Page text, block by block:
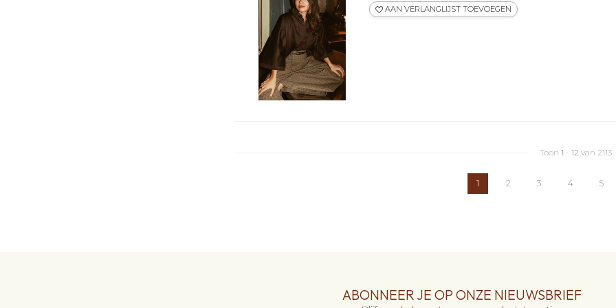
AAN VERLANGLIJST TOEVOEGEN
Toon 1 - 12 van 2113
1 2 3 4 5
ABONNEER JE OP ONZE NIEUWSBRIEF